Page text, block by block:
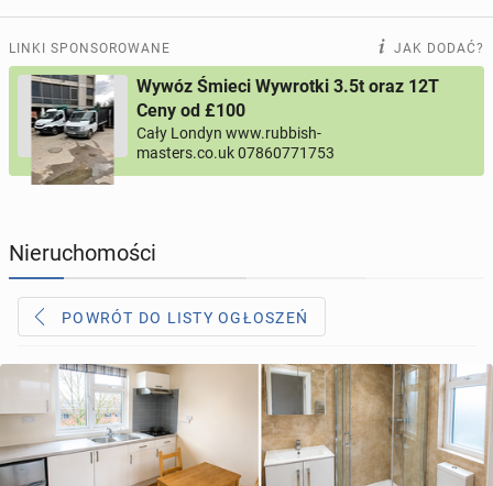
ogłoszeń online
PROFILE KANDYDATÓW 286profili online
USŁUGI 164
KUPIĘ & SPRZEDAM
TOWARZYSKIE
LINKI SPONSOROWANE JAK DODAĆ?
Wywóz Śmieci Wywrotki 3.5t oraz 12T
Ceny od £100
Cały Londyn www.rubbish-
masters.co.uk 07860771753
Nieruchomości
POWRÓT DO LISTY OGŁOSZEŃ